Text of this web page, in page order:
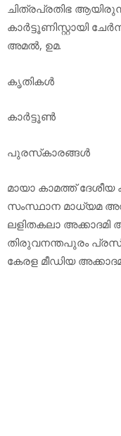
ചിത്രപ്രതിഭ
കാര്‍ട്ടൂണിസ്റ്റായി
അമല്‍, ഉമ.
കൃതികള്‍
കാര്‍ട്ടൂണ്‍
പുരസ്‌കാരങ്ങള്‍
മായാ കാമത്ത്
സംസ്ഥാന മാധ്യമ
ലളിതകലാ
തിരുവനന്തപുരം
കേരള മീഡിയ